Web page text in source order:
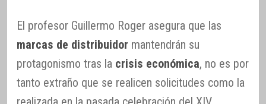
El profesor Guillermo Roger asegura que las
marcas de distribuidor mantendrán su
protagonismo tras la crisis económica, no es por
tanto extraño que se realicen solicitudes como la